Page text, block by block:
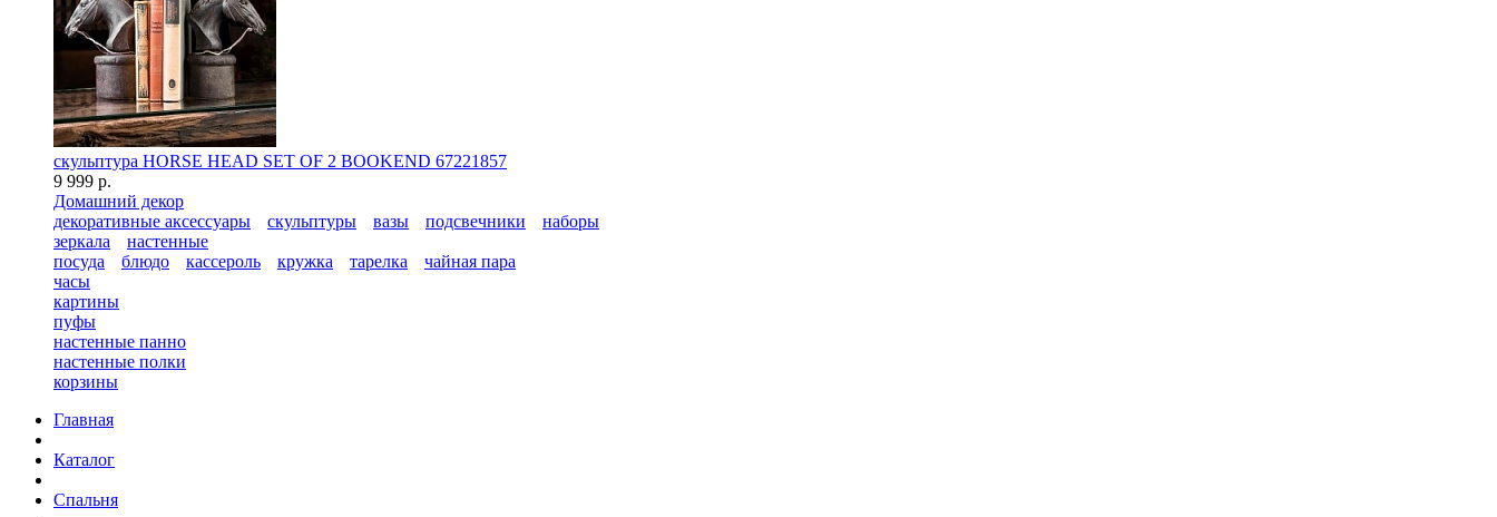
скульптура HORSE HEAD SET OF 2 BOOKEND 67221857
9 999 р.
Домашний декор
декоративные аксессуары
скульптуры вазы подсвечники
наборы
зеркала
настенные
посуда
блюдо кассероль кружка тарелка
чайная пара
часы
картины
пуфы
настенные панно
настенные полки
корзины
Главная
Каталог
Спальня